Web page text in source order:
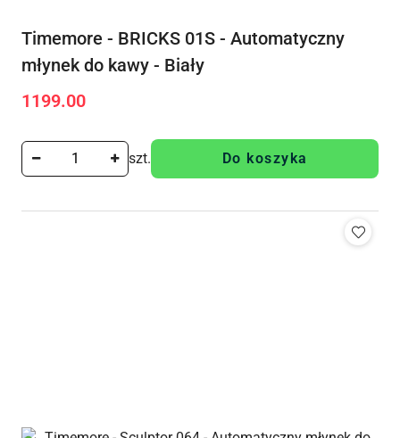
Timemore - BRICKS 01S - Automatyczny
młynek do kawy - Biały
Cena:
1199.00
szt. Do koszyka